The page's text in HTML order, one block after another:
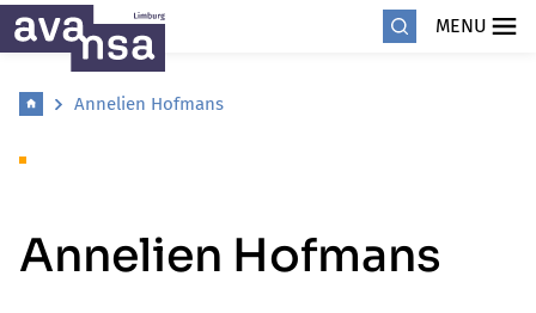
MENU
Annelien Hofmans
Annelien Hofmans